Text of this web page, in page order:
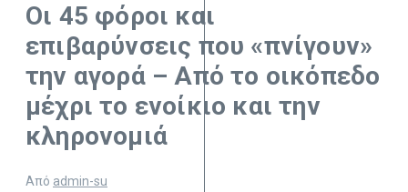
Οι 45 φόροι και
επιβαρύνσεις που «πνίγουν»
την αγορά – Από το οικόπεδο
μέχρι το ενοίκιο και την
κληρονομιά
Από admin-su